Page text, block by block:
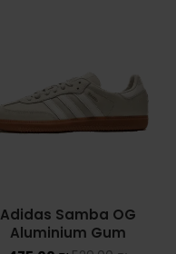
NIKE AIR FORCE 1 SHADOW
NIKE AIR MAX
NIKE COLLECTION
Adidas Samba OG
Aluminium Gum